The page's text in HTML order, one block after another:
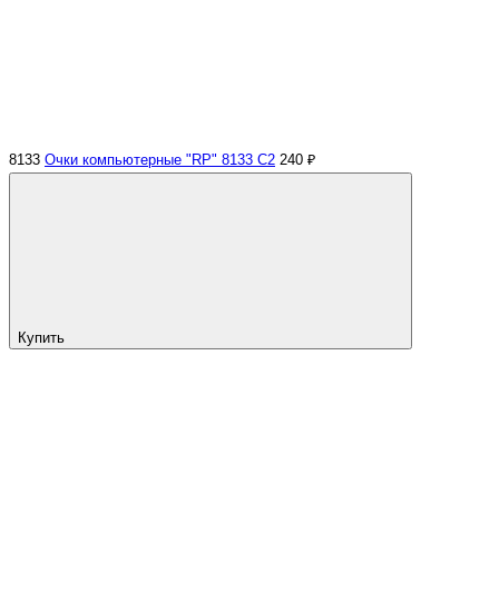
8133 Очки компьютерные "RP" 8133 С2 240 ₽
Купить